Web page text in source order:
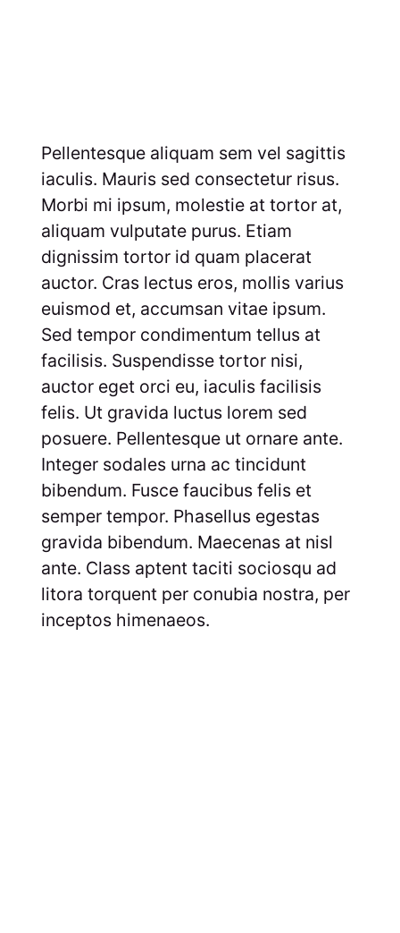
Pellentesque aliquam sem vel sagittis
iaculis. Mauris sed consectetur risus.
Morbi mi ipsum, molestie at tortor at,
aliquam vulputate purus. Etiam
dignissim tortor id quam placerat
auctor. Cras lectus eros, mollis varius
euismod et, accumsan vitae ipsum.
Sed tempor condimentum tellus at
facilisis. Suspendisse tortor nisi,
auctor eget orci eu, iaculis facilisis
felis. Ut gravida luctus lorem sed
posuere. Pellentesque ut ornare ante.
Integer sodales urna ac tincidunt
bibendum. Fusce faucibus felis et
semper tempor. Phasellus egestas
gravida bibendum. Maecenas at nisl
ante. Class aptent taciti sociosqu ad
litora torquent per conubia nostra, per
inceptos himenaeos.